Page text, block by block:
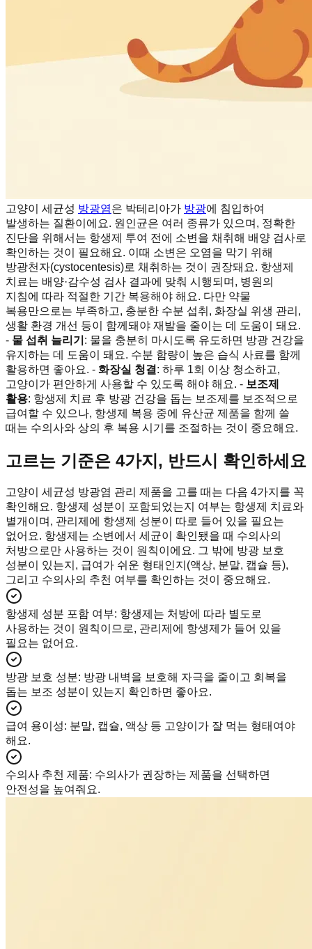
고양이 세균성 방광염은 박테리아가 방광에 침입하여
발생하는 질환이에요. 원인균은 여러 종류가 있으며, 정확한
진단을 위해서는 항생제 투여 전에 소변을 채취해 배양 검사로
확인하는 것이 필요해요. 이때 소변은 오염을 막기 위해
방광천자(cystocentesis)로 채취하는 것이 권장돼요. 항생제
치료는 배양·감수성 검사 결과에 맞춰 시행되며, 병원의
지침에 따라 적절한 기간 복용해야 해요. 다만 약물
복용만으로는 부족하고, 충분한 수분 섭취, 화장실 위생 관리,
생활 환경 개선 등이 함께돼야 재발을 줄이는 데 도움이 돼요.
- 물 섭취 늘리기 : 물을 충분히 마시도록 유도하면 방광 건강을
유지하는 데 도움이 돼요. 수분 함량이 높은 습식 사료를 함께
활용하면 좋아요. - 화장실 청결 : 하루 1회 이상 청소하고,
고양이가 편안하게 사용할 수 있도록 해야 해요. - 보조제
활용: 항생제 치료 후 방광 건강을 돕는 보조제를 보조적으로
급여할 수 있으나, 항생제 복용 중에 유산균 제품을 함께 쓸
때는 수의사와 상의 후 복용 시기를 조절하는 것이 중요해요.
고르는 기준은 4가지, 반드시 확인하세요
고양이 세균성 방광염 관리 제품을 고를 때는 다음 4가지를 꼭
확인해요. 항생제 성분이 포함되었는지 여부는 항생제 치료와
별개이며, 관리제에 항생제 성분이 따로 들어 있을 필요는
없어요. 항생제는 소변에서 세균이 확인됐을 때 수의사의
처방으로만 사용하는 것이 원칙이에요. 그 밖에 방광 보호
성분이 있는지, 급여가 쉬운 형태인지(액상, 분말, 캡슐 등),
그리고 수의사의 추천 여부를 확인하는 것이 중요해요.
항생제 성분 포함 여부: 항생제는 처방에 따라 별도로
사용하는 것이 원칙이므로, 관리제에 항생제가 들어 있을
필요는 없어요.
방광 보호 성분: 방광 내벽을 보호해 자극을 줄이고 회복을
돕는 보조 성분이 있는지 확인하면 좋아요.
급여 용이성: 분말, 캡슐, 액상 등 고양이가 잘 먹는 형태여야
해요.
수의사 추천 제품: 수의사가 권장하는 제품을 선택하면
안전성을 높여줘요.